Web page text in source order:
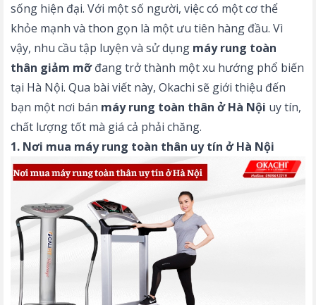
sống hiện đại. Với một số người, việc có một cơ thể
khỏe mạnh và thon gọn là một ưu tiên hàng đầu. Vì
vậy, nhu cầu tập luyện và sử dụng máy rung toàn
thân giảm mỡđang trở thành một xu hướng phổ biến
tại Hà Nội. Qua bài viết này, Okachi sẽ giới thiệu đến
bạn một nơi bán máy rung toàn thân ở Hà Nội uy tín,
chất lượng tốt mà giá cả phải chăng.
1. Nơi mua máy rung toàn thân uy tín ở Hà Nội